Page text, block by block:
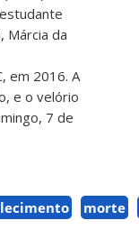
Márcia da
em 2016. A
e o velório
7 de
morte